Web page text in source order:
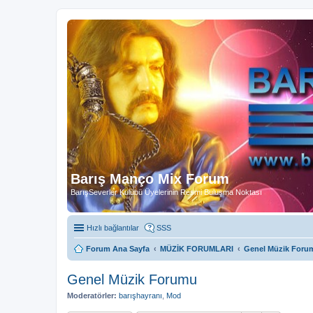
Barış Manço Mix Forum
BarışSeverler Kulübü Üyelerinin Resmi Buluşma Noktası
Hızlı bağlantılar SSS
Forum Ana Sayfa MÜZİK FORUMLARI Genel Müzik
Genel Müzik Forumu
Moderatörler: barışhayranı Mod